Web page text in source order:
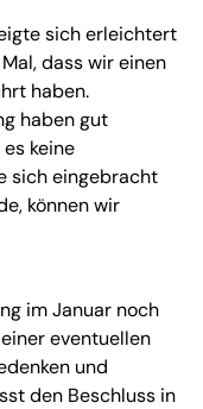
sich erleichtert
dass wir einen
haben.
haben gut
keine
sich eingebracht
können wir
im Januar noch
eventuellen
und
den Beschluss in